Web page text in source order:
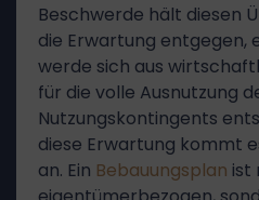
Beschwerde hält diesen
die Erwartung entgegen,
werde sich aus
für die volle Ausnutzung
Nutzungskontingents
diese Erwartung kommt
an. Ein Bebauungsplan ist